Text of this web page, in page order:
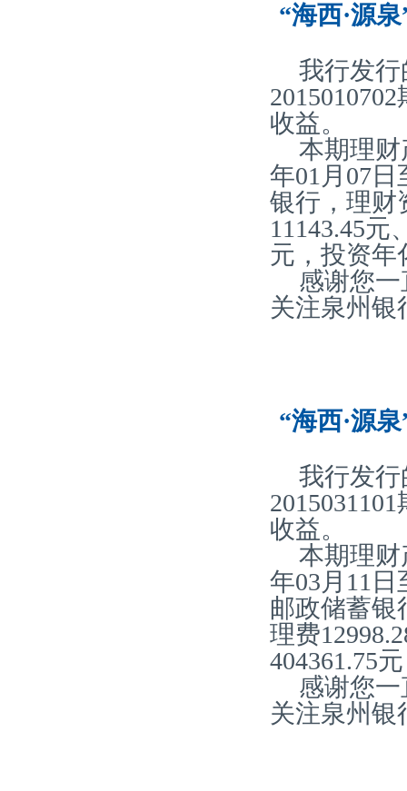
“海西·源
我行发行
收益。
本期理财
年01月07
银行，理财
11143.45元
元，投资年
感谢您
关注泉州银
“海西·源
我行发行
收益。
本期理财
年03月11
邮政储蓄银
理费
404361.75
感谢您
关注泉州银